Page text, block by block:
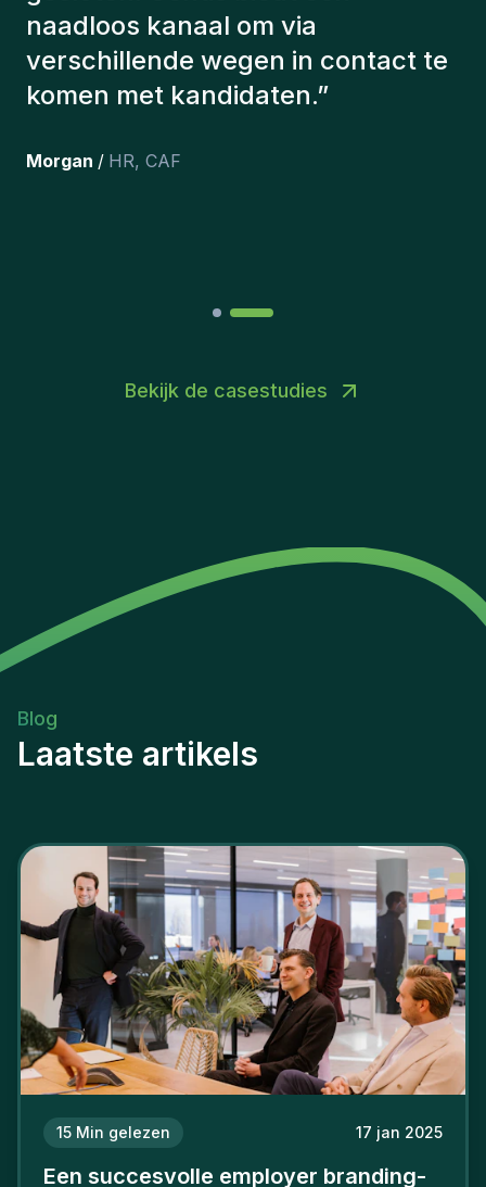
De kandidaten die we hebben
aangeworven, werken nog steeds
bij ons en persoonlijk ben ik erg
team hebben opgenomen.
Bekijk de casestudies
Blog
Laatste artikels
15 Min gelezen 17 jan 2025
Een succesvolle employer branding-